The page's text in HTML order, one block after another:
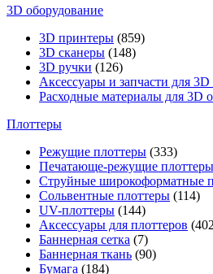
3D оборудование
3D принтеры (859)
3D сканеры (148)
3D ручки (126)
Аксессуары и запчасти для
Расходные материалы для 3D
Плоттеры
Режущие плоттеры (333)
Печатающе-режущие плоттеры
Струйные широкоформатные
Сольвентные плоттеры (114)
UV-плоттеры (144)
Аксессуары для плоттеров
Баннерная сетка (7)
Баннерная ткань (90)
Бумага (184)